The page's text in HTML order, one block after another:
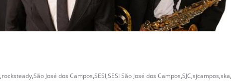
,rocksteady,São José dos Campos,SESI,SESI São José dos Campos,SJC,sjcampos,ska,